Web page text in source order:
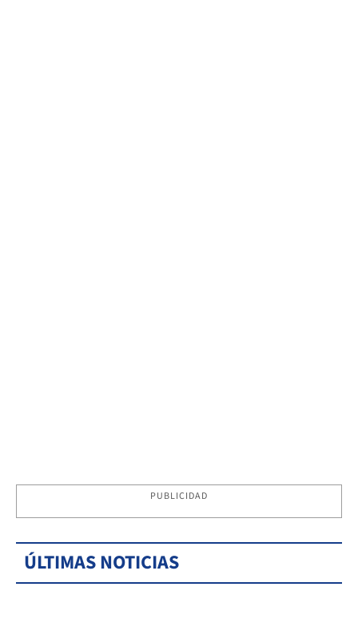
PUBLICIDAD
ÚLTIMAS NOTICIAS